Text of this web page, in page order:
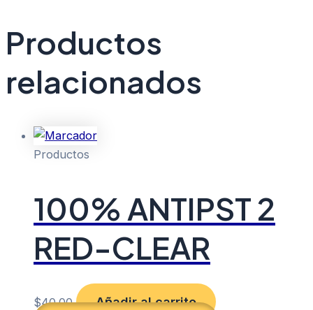
Productos
relacionados
Productos
100% ANTIPST 2
RED-CLEAR
$40.00
Añadir al carrito